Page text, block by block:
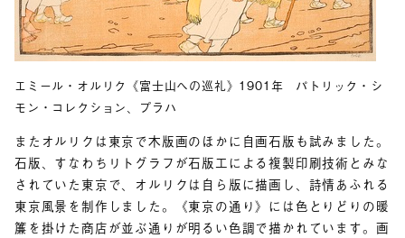
エミール・オルリク《富士山への巡礼》1901年 パトリック・シ
モン・コレクション、プラハ
またオルリクは東京で木版画のほかに自画石版も試みました。
石版、すなわちリトグラフが石版工による複製印刷技術とみな
されていた東京で、オルリクは自ら版に描画し、詩情あふれる
東京風景を制作しました。《東京の通り》には色とりどりの暖
簾を掛けた商店が並ぶ通りが明るい色調で描かれています。画